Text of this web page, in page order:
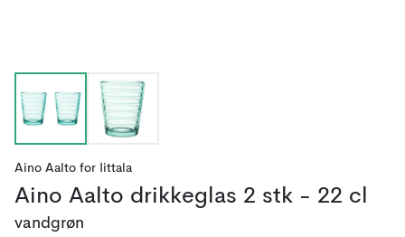
Aino Aalto for Iittala
Aino Aalto drikkeglas 2 stk - 22 cl
vandgrøn